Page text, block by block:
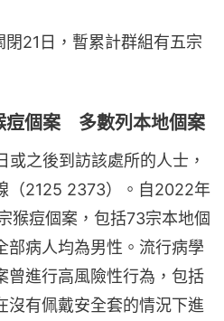
閉21日，暫累計群組有五宗
痘個案 多數列本地個案
或之後到訪該處所的人士，
（2125 2373）。自2022年
猴痘個案，包括73宗本地個
部病人均為男性。流行病學
曾進行高風險性行為，包括
沒有佩戴安全套的情況下進